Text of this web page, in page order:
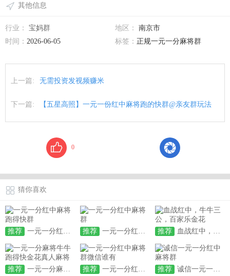
其他信息
行业： 宝妈群 地区：
南京市
时间： 2026-06-05 标签： 正规一元一分麻将群
上一篇: 无需投资发视频赚米
下一篇: 【五星高照】一元一份红中麻将跑的快群@亲友群玩法
0
猜你喜欢
推荐 一元一分红中麻将跑得快群 推荐 一元一分红中麻将群 推荐 血战红中，牛牛三公，百家乐金花
推荐 一元一分麻将牛牛跑得快金花真人麻将 推荐 一元一分红中麻将群微信谁有 推荐 诚信一元一分红中麻将群